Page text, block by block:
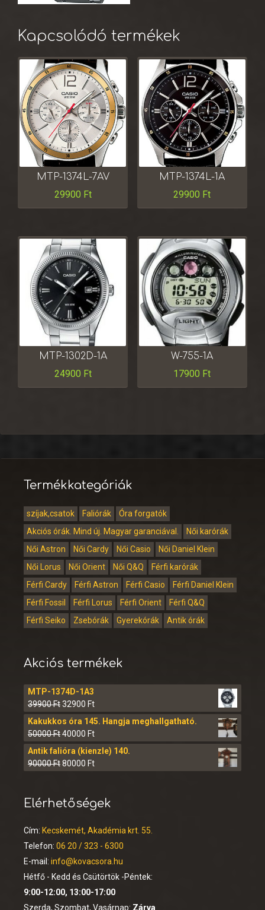
Kapcsolódó termékek
MTP-1374L-7AV
29900 Ft
MTP-1374L-1A
29900 Ft
MTP-1302D-1A
24900 Ft
W-755-1A
17900 Ft
Termékkategóriák
szíjak,csatok Faliórák
Óra forgatók
Akciós órák. Mind új. Magyar garanciával.
Női karórák
Női Astron
Női Cardy Női Casio
Női Daniel Klein
Női Lorus
Női Orient Női Q&Q
Férfi karórák
Férfi Cardy
Férfi Astron Férfi Casio
Férfi Daniel Klein
Férfi Fossil
Férfi Lorus Férfi Orient
Férfi Q&Q
Férfi Seiko
Zsebórák Gyerekórák Antik órák
Akciós termékek
MTP-1374D-1A3
39900Ft32900 Ft
Kakukkos óra 145. Hangja meghallgatható.
50000Ft40000 Ft
Antik falióra (kienzle) 140.
90000Ft80000 Ft
Elérhetőségek
Cím: Kecskemét, Akadémia krt. 55.
Telefon: 06 20 / 323 - 6300
E-mail: info@kovacsora.hu
Hétfő - Kedd és Csütörtök -Péntek:
9:00-12:00, 13:00-17:00
Szerda, Szombat, Vasárnap: Zárva